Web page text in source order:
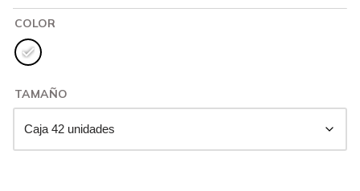
COLOR
TAMAÑO